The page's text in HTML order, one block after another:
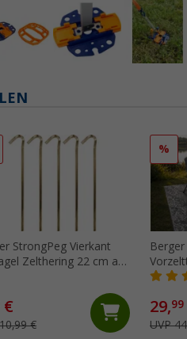
StrongPeg Vierkant
Zelthering 22 cm aus
€
€
%
29,99
UVP